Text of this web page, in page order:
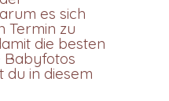
es sich
Termin zu
die besten
Babyfotos
in diesem